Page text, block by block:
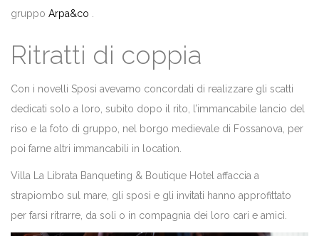
gruppo Arpa&co
Ritratti di coppia
Con i novelli Sposi avevamo concordati di realizzare gli scatti
dedicati solo a loro, subito dopo il rito, l’immancabile lancio del
riso e la foto di gruppo, nel borgo medievale di Fossanova, per
poi farne altri immancabili in location.
Villa La Librata Banqueting & Boutique Hotel affaccia a
strapiombo sul mare, gli sposi e gli invitati hanno approfittato
per farsi ritrarre, da soli o in compagnia dei loro cari e amici.